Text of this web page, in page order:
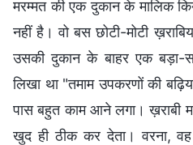
मरम्मत की एक दुकान के मालिक
नहीं है। वो बस छोटी-मोटी
उसकी दुकान के बाहर एक बड़ा-
लिखा था "तमाम उपकरणों की
पास बहुत काम आने लगा। ख़राबी
खुद ही ठीक कर देता। वरना,